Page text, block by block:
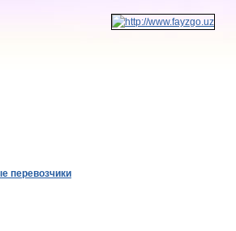
перевозчики